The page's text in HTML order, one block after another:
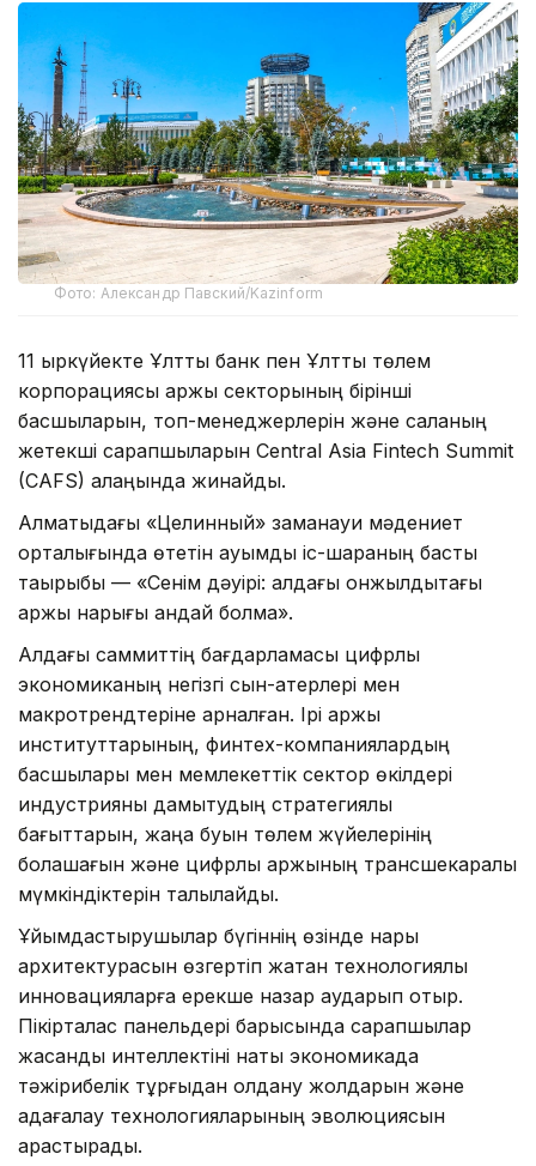
Фото: Александр Павский/Kazinform
11 қыркүйекте Ұлттық банк пен Ұлттық төлем
корпорациясы қаржы секторының бірінші
басшыларын, топ-менеджерлерін және саланың
жетекші сарапшыларын Central Asia Fintech Summit
(CAFS) алаңында жинайды.
Алматыдағы «Целинный» заманауи мәдениет
орталығында өтетін ауқымды іс-шараның басты
тақырыбы — «Сенім дәуірі: алдағы онжылдықтағы
қаржы нарығы қандай болмақ».
Алдағы саммиттің бағдарламасы цифрлық
экономиканың негізгі сын-қатерлері мен
макротрендтеріне арналған. Ірі қаржы
институттарының, финтех-компаниялардың
басшылары мен мемлекеттік сектор өкілдері
индустрияны дамытудың стратегиялық
бағыттарын, жаңа буын төлем жүйелерінің
болашағын және цифрлық қаржының трансшекаралық
мүмкіндіктерін талқылайды.
Ұйымдастырушылар бүгіннің өзінде нарық
архитектурасын өзгертіп жатқан технологиялық
инновацияларға ерекше назар аударып отыр.
Пікірталас панельдері барысында сарапшылар
жасанды интеллектіні нақты экономикада
тәжірибелік тұрғыдан қолдану жолдарын және
қадағалау технологияларының эволюциясын
қарастырады.